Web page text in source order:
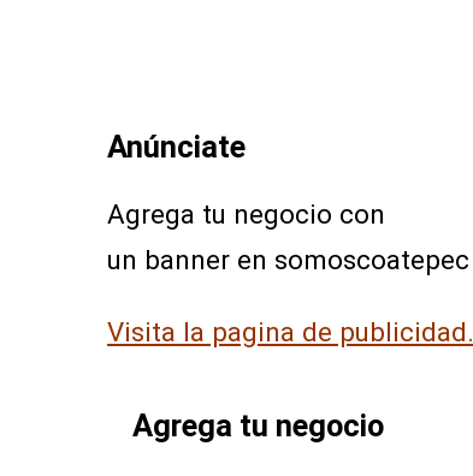
Anúnciate
Agrega tu negocio con
un banner en somoscoatepec
Visita la pagina de publicidad.
Agrega tu negocio